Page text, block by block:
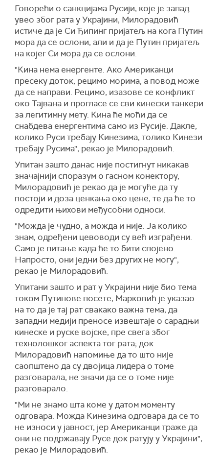
Говорећи о санкцијама Русији, које је запад
увео због рата у Украјини, Милорадовић
истиче да је Си Ђипинг пријатељ на кога Путин
мора да се ослони, али и да је Путин пријатељ
на којег Си мора да се ослони.
"Кина нема енергенте. Ако Американци
пресеку доток, рецимо морима, а повод може
да се направи. Рецимо, изазове се конфликт
око Тајвана и прогласе се сви кинески танкери
за легитимну мету. Кина ће моћи да се
снабдева енергентима само из Русије. Дакле,
колико Руси требају Кинезима, толико Кинези
требају Русима", рекао је Милорадовић.
Упитан зашто данас није постигнут никакав
значајнији споразум о гасном конектору,
Милорадовић је рекао да је могуће да ту
постоји и доза ценкања око цене, те да ће то
одредити њихови међусобни односи.
"Можда је чудно, а можда и није. Ја колико
знам, одређени цевоводи су већ изграђени.
Само је питање када ће то бити спојено.
Напросто, они једни без других не могу",
рекао је Милорадовић.
Упитани зашто и рат у Украјини није био тема
током Путинове посете, Марковић је указао
на то да је тај рат свакако важна тема, да
западни медији преносе извештаје о сарадњи
кинеске и руске војске, пре свега због
технолошког аспекта тог рата; док
Милорадовић напомиње да то што није
саопштено да су двојица лидера о томе
разговарала, не значи да се о томе није
разговарало.
"Ми не знамо шта коме у датом моменту
одговара. Можда Кинезима одговара да се то
не износи у јавност, јер Американци траже да
они не подржавају Русе док ратују у Украјини",
рекао је Милорадовић.